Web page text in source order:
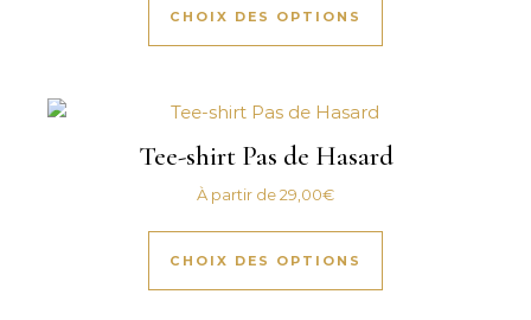
CHOIX DES OPTIONS
Tee-shirt Pas de Hasard
À partir de29,00€
CHOIX DES OPTIONS
Ce produit a